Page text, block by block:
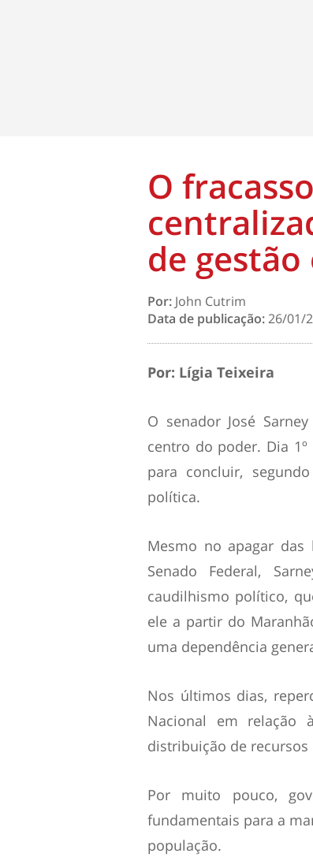
O
de gestão
Por: John Cutrim
Data de publicação:26/01/
Por: Lígia Teixeira
O senador José
centro do poder. Dia
para concluir,
política.
Mesmo no apagar
Senado Federal,
caudilhismo político,
ele a partir do
uma dependência
Nos últimos dias,
Nacional em relação
distribuição de recursos
Por muito pouco,
fundamentais para a
população.